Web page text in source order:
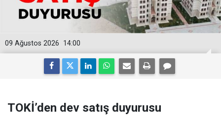
14:00
09 Ağustos 2026
TOKİ’den dev satış duyurusu